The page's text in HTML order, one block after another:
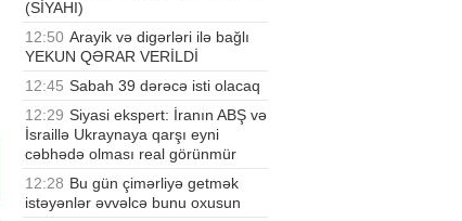
(SİYAHI)
12:50 Arayik və digərləri ilə bağlı
YEKUN QƏRAR VERİLDİ
12:45 Sabah 39 dərəcə isti olacaq
12:29 Siyasi ekspert: İranın ABŞ və
İsraillə Ukraynaya qarşı eyni
cəbhədə olması real görünmür
12:28 Bu gün çimərliyə getmək
istəyənlər əvvəlcə bunu oxusun